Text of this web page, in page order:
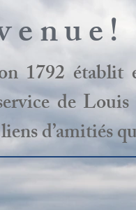
1792 établit
de
d’amitiés